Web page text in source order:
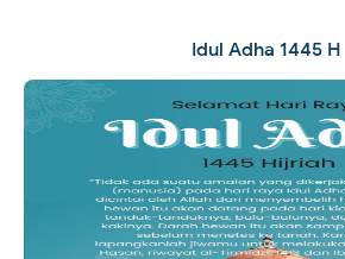
Idul Adha 1445 H